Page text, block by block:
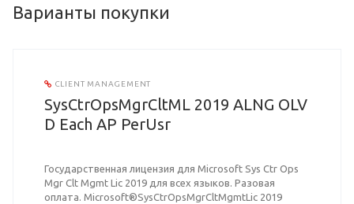
Варианты покупки
CLIENT MANAGEMENT
SysCtrOpsMgrCltML 2019 ALNG OLV
D Each AP PerUsr
Государственная лицензия для Microsoft Sys Ctr Ops
Mgr Clt Mgmt Lic 2019 для всех языков. Разовая
оплата. Microsoft®SysCtrOpsMgrCltMgmtLic 2019